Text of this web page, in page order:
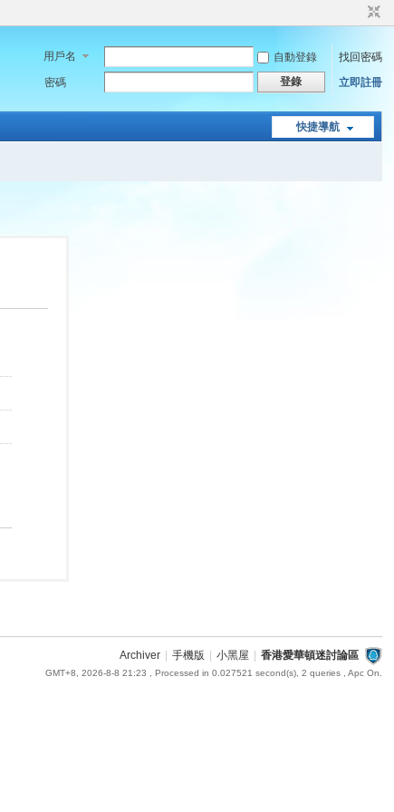
用戶名 自動登錄
找回密碼
密碼
登錄 立即註冊
快捷導航
Archiver 手機版 小黑屋 香港愛華頓迷討論區
GMT+8, 2026-8-8 21:23 , Processed in 0.027521 second(s), 2 queries , Apc On.